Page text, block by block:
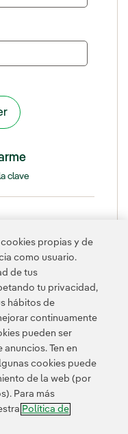
clave
de Google.
Información legal
Política de cookies
propias y de
como usuario.
de tus
tu privacidad,
hábitos de
continuamente
pueden ser
Ten en
cookies puede
de la web (por
Para más
Política de